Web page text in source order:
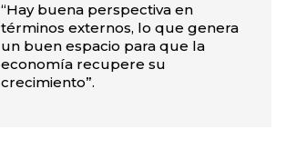
“Hay buena perspectiva en
términos externos, lo que genera
un buen espacio para que la
economía recupere su
crecimiento”.